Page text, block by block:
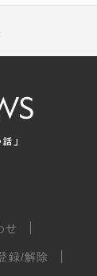
せ
録/解除